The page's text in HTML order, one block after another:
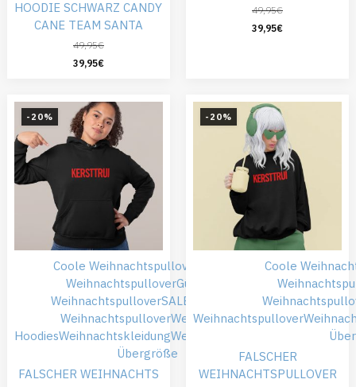
HOODIE SCHWARZ CANDY
CANE TEAM SANTA
49,95€
39,95€
49,95€
39,95€
-20%
Coole Weihnachtspullover
WeihnachtspulloverGünstiger
WeihnachtspulloverSALE
WeihnachtspulloverWeihnachts
HoodiesWeihnachtskleidungWeihnachtspullover
Übergröße
FALSCHER WEIHNACHTS
-20%
Coole
Weihnachtspullover
FALSCHER
WEIHNACHTSPULLOVER